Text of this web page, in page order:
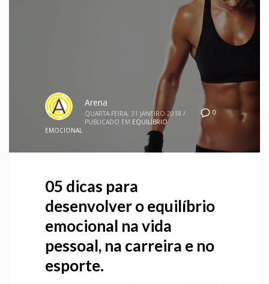
0
Arena
QUARTA-FEIRA, 31 JANEIRO 2018 /
PUBLICADO EM EQUILÍBRIO
EMOCIONAL
05 dicas para
desenvolver o equilíbrio
emocional na vida
pessoal, na carreira e no
esporte.